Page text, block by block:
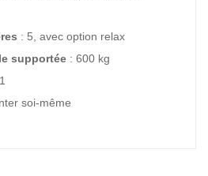
: 5, avec option relax
supportée : 600 kg
soi-même